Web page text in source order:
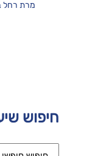
חיפוש
מרת רחל